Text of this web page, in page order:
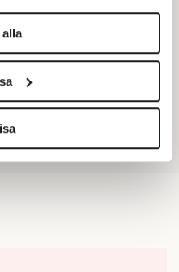
för att anpassa innehållet
vår trafik. Vi
och annan
sociala medier och
vi samarbetar med.